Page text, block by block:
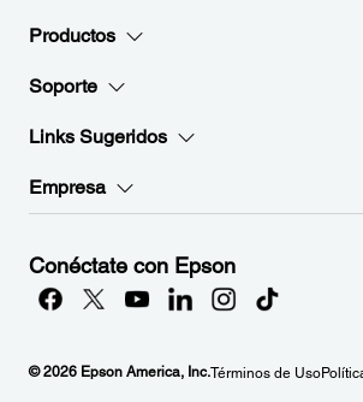
Productos
Soporte
Links Sugeridos
Empresa
Conéctate con Epson
© 2026 Epson America, Inc.Términos de Uso